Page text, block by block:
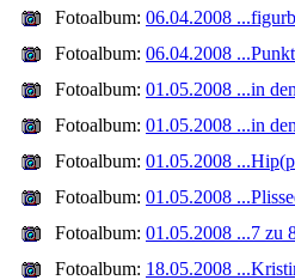
Fotoalbum: 06.04.2008
Fotoalbum: 06.04.2008
Fotoalbum: 01.05.2008 ...in
Fotoalbum: 01.05.2008 ...in
Fotoalbum: 01.05.2008
Fotoalbum: 01.05.2008
Fotoalbum: 01.05.2008 ...7 zu
Fotoalbum: 18.05.2008